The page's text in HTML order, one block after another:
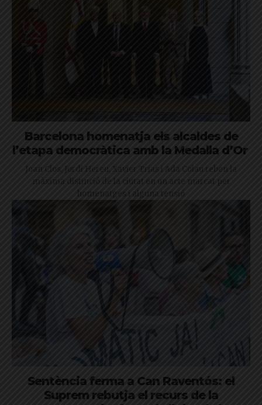
Barcelona homenatja els alcaldes de
l’etapa democràtica amb la Medalla d’Or
Joan Clos, Jordi Hereu, Xavier Trias i Ada Colau reben la
màxima distinció de la ciutat en un acte marcat per
homenatges i alguna tensió
Sentència ferma a Can Raventós: el
Suprem rebutja el recurs de la